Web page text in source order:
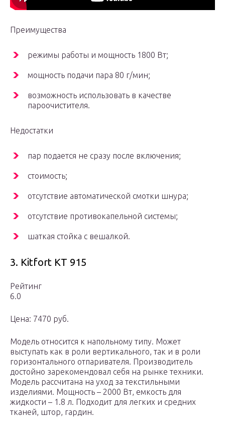
Преимущества
режимы работы и мощность 1800 Вт;
мощность подачи пара 80 г/мин;
возможность использовать в качестве
пароочистителя.
Недостатки
пар подается не сразу после включения;
стоимость;
отсутствие автоматической смотки шнура;
отсутствие противокапельной системы;
шаткая стойка с вешалкой.
3. Kitfort KT 915
Рейтинг
6.0
Цена: 7470 руб.
Модель относится к напольному типу. Может
выступать как в роли вертикального, так и в роли
горизонтального отпаривателя. Производитель
достойно зарекомендовал себя на рынке техники.
Модель рассчитана на уход за текстильными
изделиями. Мощность – 2000 Вт, емкость для
жидкости – 1.8 л. Подходит для легких и средних
тканей, штор, гардин.